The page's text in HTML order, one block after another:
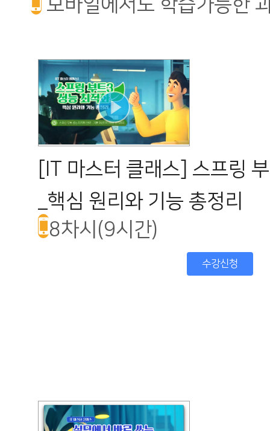
모바일에서도 학습가능한
[IT 마스터 클래스] 스프링
_핵심 원리와 기능 총정리
8차시(9시간)
수강신청